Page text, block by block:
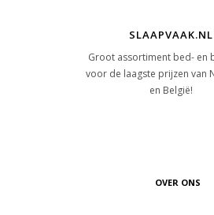
SLAAPVAAK.NL
Groot assortiment bed- en
voor de laagste prijzen van
en België!
OVER ONS